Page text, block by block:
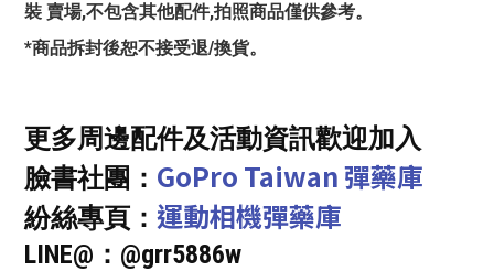
裝 賣場,不包含其他配件,拍照商品僅供參考。
*商品拆封後恕不接受退/換貨。
更多周邊配件及活動資訊歡迎加入
臉書社團： GoPro Taiwan 彈藥庫
紛絲專頁： 運動相機彈藥庫
LINE@：@grr5886w